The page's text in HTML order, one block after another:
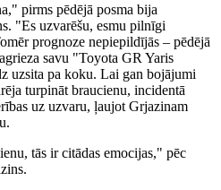
pirms pēdējā posma bija
"Es uzvarēšu, esmu pilnīgi
prognoze nepiepildījās – pēdējā
savu "Toyota GR Yaris
uzsita pa koku. Lai gan bojājumi
turpināt braucienu, incidentā
uz uzvaru, ļaujot Grjazinam
tās ir citādas emocijas," pēc